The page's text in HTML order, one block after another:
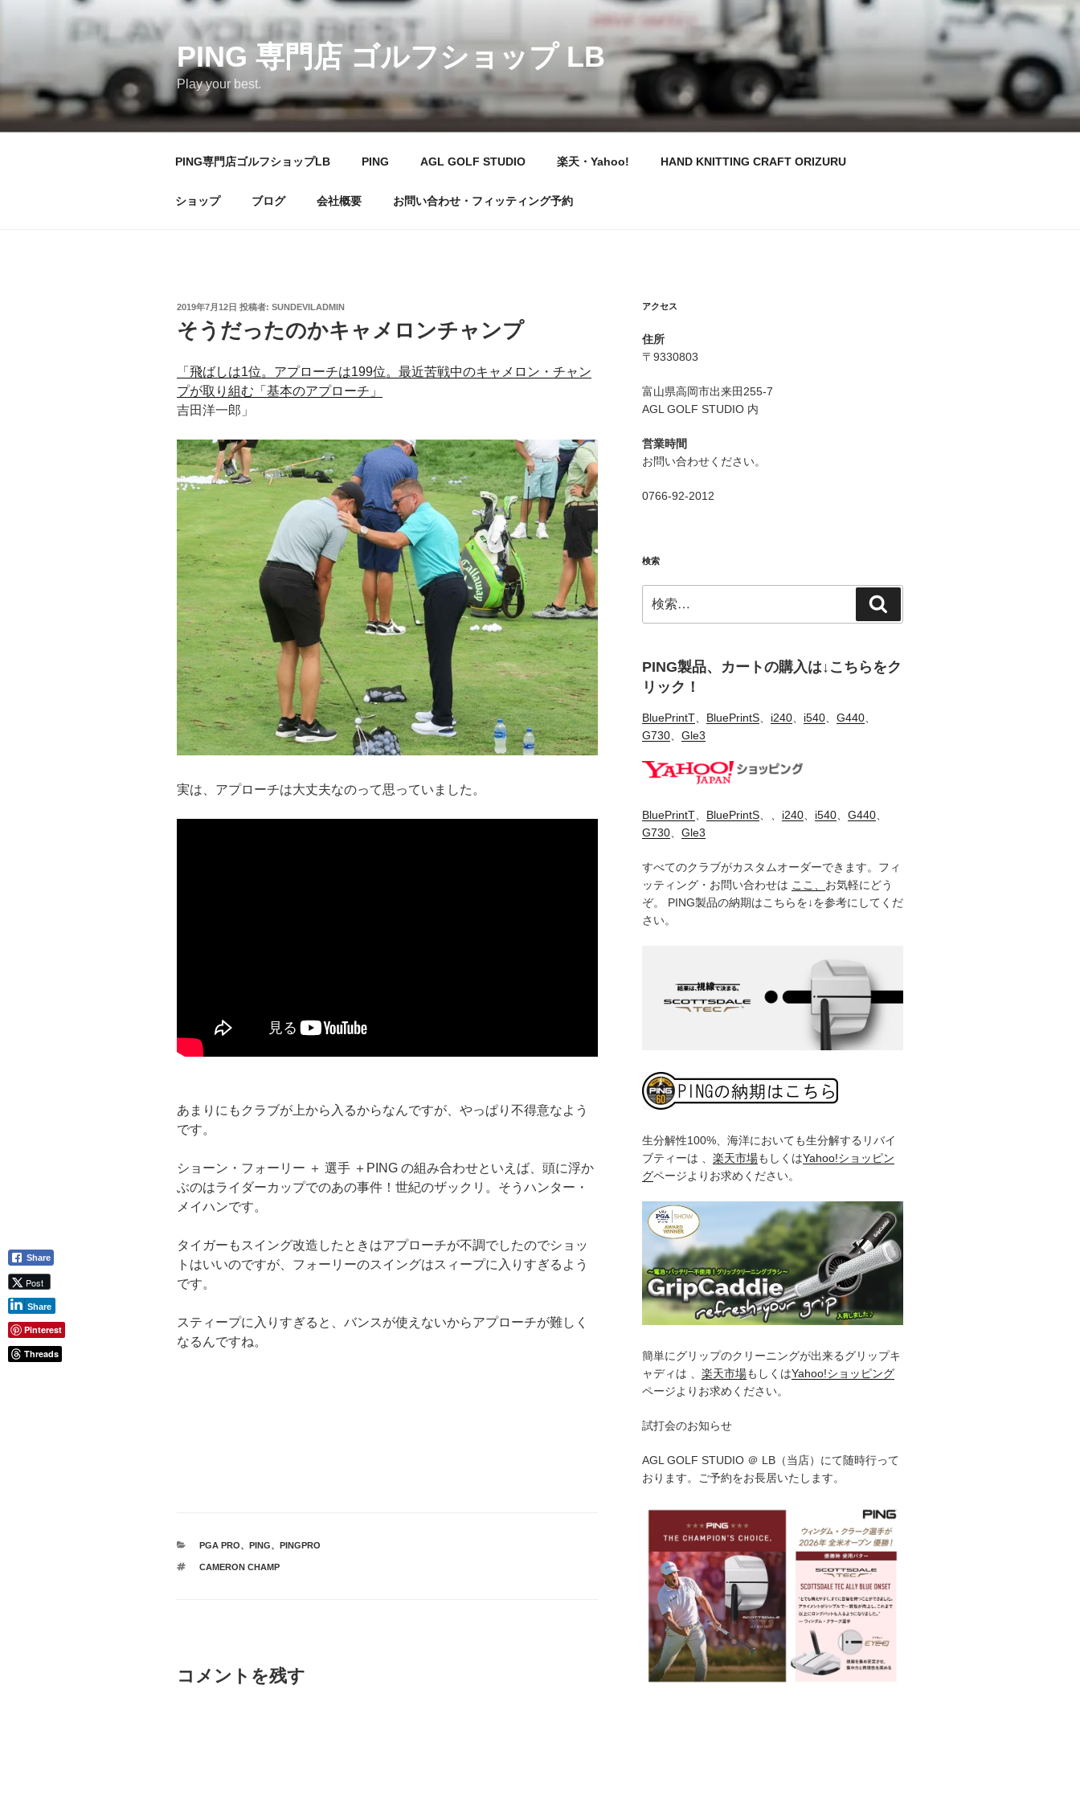
ツ
ス
PING 専門店 ゴルフショップ LB
Play your best.
PING専門店ゴルフショップLB PING AGL GOLF STUDIO 楽天・Yahoo! HAND KNITTING CRAFT ORIZURU
ショップ ブログ 会社概要 お問い合わせ・フィッティング予約
投
日:
2019年7月12日 投稿者: SUNDEVILADMIN
そうだったのかキャメロンチャンプ
「飛ばしは1位。アプローチは199位。最近苦戦中のキャメロン・チャン
プが取り組む「基本のアプローチ」
吉田洋一郎」
実は、アプローチは大丈夫なのって思っていました。
あまりにもクラブが上から入るからなんですが、やっぱり不得意なよう
です。
ショーン・フォーリー ＋ 選手 ＋PING の組み合わせといえば、頭に浮か
ぶのはライダーカップでのあの事件！世紀のザックリ。そうハンター・
メイハンです。
タイガーもスイング改造したときはアプローチが不調でしたのでショッ
トはいいのですが、フォーリーのスイングはスィープに入りすぎるよう
です。
スティープに入りすぎると、バンスが使えないからアプローチが難しく
なるんですね。
カ
ゴ
PGA PRO、 PING、 PINGPRO
タ
CAMERON CHAMP
コメントを残す
アクセス
住所
〒9330803
富山県高岡市出来田255-7
AGL GOLF STUDIO 内
営業時間
お問い合わせください。
0766-92-2012
検索
索:
索
PING製品、カートの購入は↓こちらをク
リック！
BluePrintT、 BluePrintS、 i240、 i540、 G440、
G730、 Gle3
BluePrintT、 BluePrintS、、 i240、 i540、 G440、
G730、 Gle3
すべてのクラブがカスタムオーダーできます。フィ
ッティング・お問い合わせは ここ、 お気軽にどう
ぞ。 PING製品の納期はこちらを↓を参考にしてくだ
さい。
生分解性100%、海洋においても生分解するリバイ
ブティーは 、 楽天市場もしくはYahoo!ショッピン
グページよりお求めください。
簡単にグリップのクリーニングが出来るグリップキ
ャディは 、 楽天市場もしくはYahoo!ショッピング
ページよりお求めください。
試打会のお知らせ
AGL GOLF STUDIO ＠ LB（当店）にて随時行って
おります。ご予約をお長居いたします。
Share
Post
Share
Pinterest
Threads